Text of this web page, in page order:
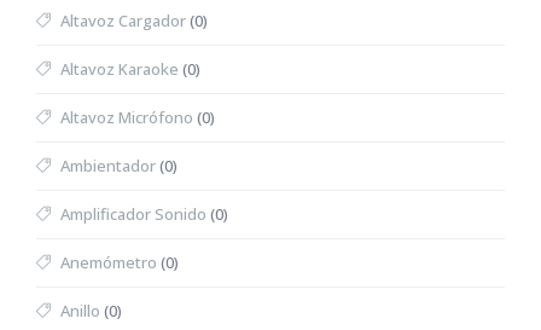
Altavoz Cargador(0)
Altavoz Karaoke (0)
Altavoz Micrófono (0)
Ambientador(0)
Amplificador Sonido (0)
Anemómetro (0)
Anillo (0)